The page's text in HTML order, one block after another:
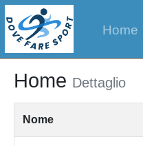
Home
Home Dettaglio
Nome